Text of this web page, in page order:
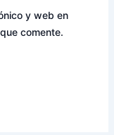
y web en
comente.